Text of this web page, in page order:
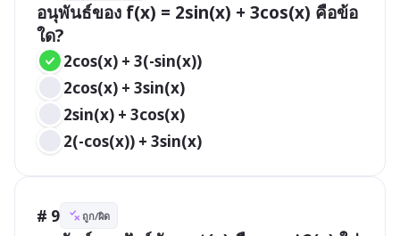
อนุพันธ์ของ f(x) = 2sin(x) + 3cos(x) คือข้อ
ใด?
2cos(x) + 3(-sin(x))
2cos(x) + 3sin(x)
2sin(x) + 3cos(x)
2(-cos(x)) + 3sin(x)
# 9 ถูก/ผิด